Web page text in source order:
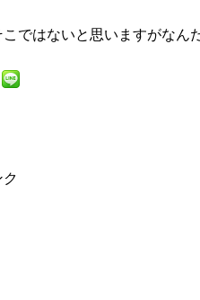
ではないと思いますがな